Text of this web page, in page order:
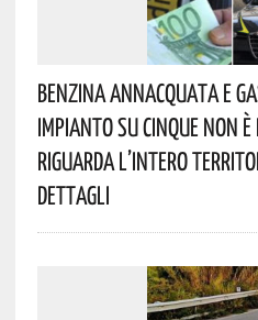
Benzina Annacquata E
Impianto Su Cinque Non
Riguarda L’intero
Dettagli